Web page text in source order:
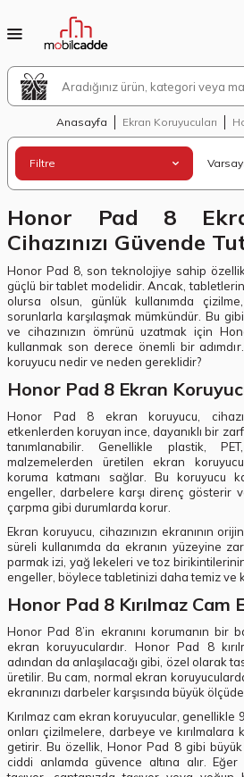
Anasayfa Ekran Koruyucuları
Filtre
Honor Pad 8
Cihazınızı Güvende
Honor Pad 8, son teknolojiye sahip
güçlü bir tablet modelidir. Ancak,
olursa olsun, günlük kullanımda
sorunlarla karşılaşmak mümkündür. Bu
ve cihazınızın ömrünü uzatmak için
kullanmak son derece önemli bir
koruyucu nedir ve neden gereklidir?
Honor Pad 8 Ekran
Honor Pad 8 ekran koruyucu,
etkenlerden koruyan ince, dayanıklı bir
tanımlanabilir. Genellikle plastik,
malzemelerden üretilen ekran
koruma katmanı sağlar. Bu koruyucu
engeller, darbelere karşı direnç gösterir
çarpma gibi durumlarda korur.
Ekran koruyucu, cihazınızın ekranının
süreli kullanımda da ekranın yüzeyine
parmak izi, yağ lekeleri ve toz birikintilerinin
engeller, böylece tabletinizi daha temiz ve
Honor Pad 8 Kırılmaz Cam
Honor Pad 8’in ekranını korumanın bir
ekran koruyuculardır. Honor Pad 8
adından da anlaşılacağı gibi, özel olarak
üretilir. Bu cam, normal ekran
ekranınızı darbeler karşısında büyük
Kırılmaz cam ekran koruyucular, genellikle
onları çizilmelere, darbeye ve kırılmalara
getirir. Bu özellik, Honor Pad 8 gibi büyük
ciddi anlamda güvence altına alır. Eğer